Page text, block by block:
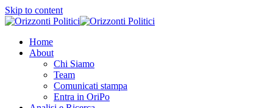
Skip to content
Home
About
Chi Siamo
Team
Comunicati stampa
Entra in OriPo